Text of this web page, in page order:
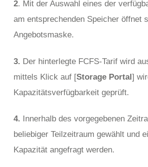
2. Mit der Auswahl eines der
am entsprechenden Speicher öffnet
Angebotsmaske.
3. Der hinterlegte FCFS-Tarif wird
mittels Klick auf [Storage Portal]
Kapazitätsverfügbarkeit geprüft.
4. Innerhalb des vorgegebenen
beliebiger Teilzeitraum gewählt und
Kapazität angefragt werden.